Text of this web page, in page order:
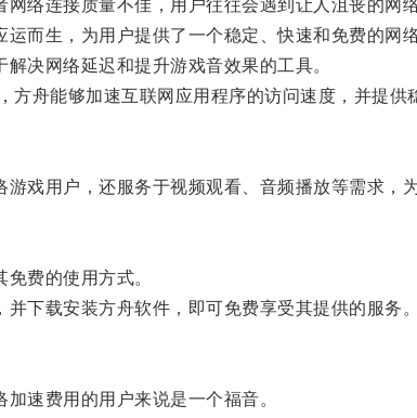
连接质量不佳，用户往往会遇到让人沮丧的网络
生，为用户提供了一个稳定、快速和免费的网络
决网络延迟和提升游戏音效果的工具。
舟能够加速互联网应用程序的访问速度，并提供
用户，还服务于视频观看、音频播放等需求，为
费的使用方式。
载安装方舟软件，即可免费享受其提供的服务。
速费用的用户来说是一个福音。